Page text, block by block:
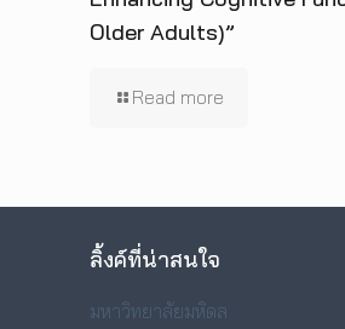
Older Adults)”
Read more
ลิ้งค์ที่น่าสนใจ
มหาวิทยาลัยมหิดล